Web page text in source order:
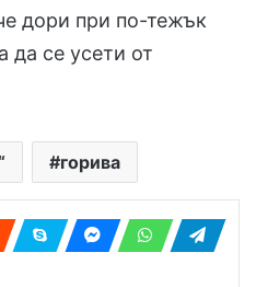
дори при по-тежък
да се усети от
горива